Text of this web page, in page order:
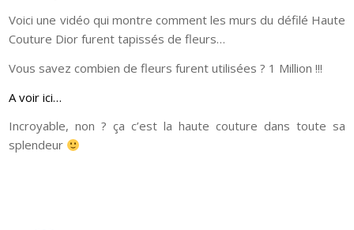
Voici une vidéo qui montre comment les murs du défilé Haute
Couture Dior furent tapissés de fleurs…
Vous savez combien de fleurs furent utilisées ? 1 Million !!!
A voir ici…
Incroyable, non ? ça c’est la haute couture dans toute sa
splendeur